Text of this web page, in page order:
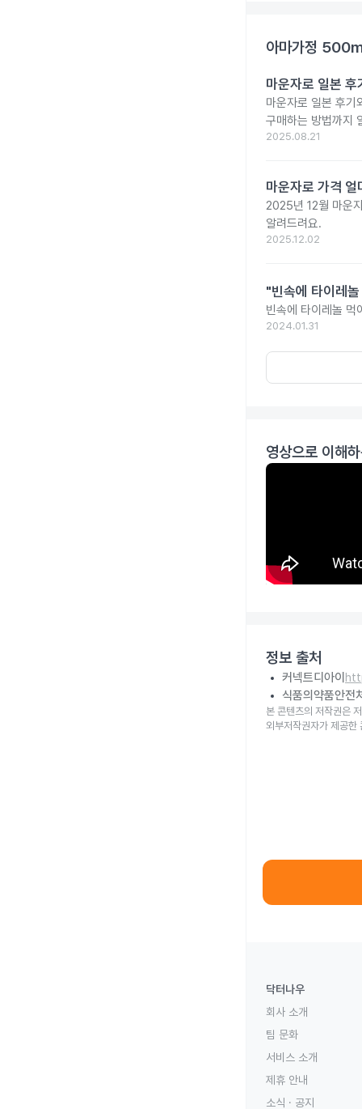
아마가정
마운자로 일본
마운자로 일본 후기
구매하는 방법까지
2025.08.21
마운자로 가격
2025년 12월 마운
알려드려요.
2025.12.02
"빈속에 타이레
빈속에 타이레놀 먹
2024.01.31
영상으로 이해
정보 출처
커넥트디아이
식품의약품안전
본 콘텐츠의 저작권은
외부저작권자가 제공한
닥터나우
회사 소개
팀 문화
서비스 소개
제휴 안내
소식 · 공지